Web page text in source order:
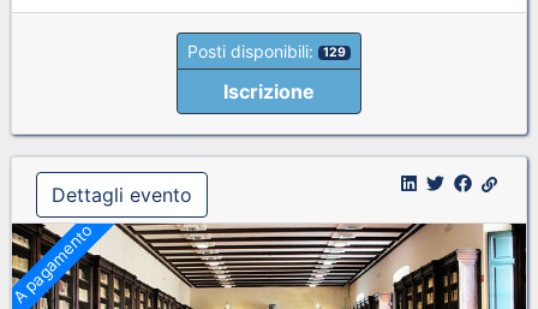
Posti disponibili: 129
Iscrizione
Dettagli evento
A pagamento